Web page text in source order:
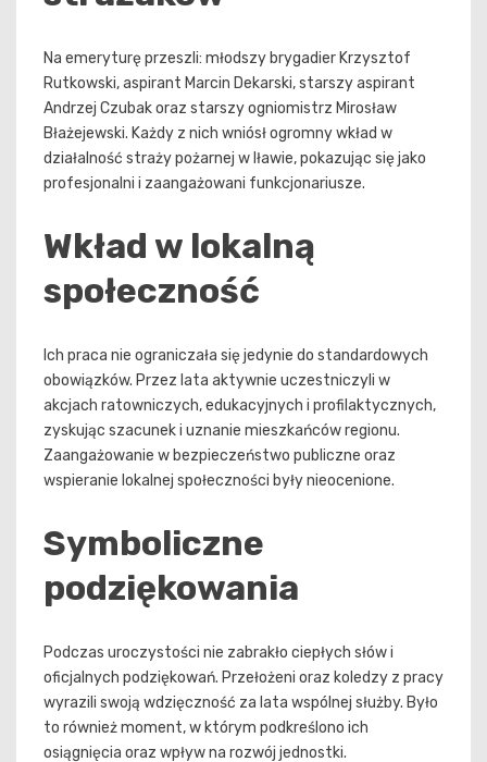
Na emeryturę przeszli: młodszy brygadier Krzysztof
Rutkowski, aspirant Marcin Dekarski, starszy aspirant
Andrzej Czubak oraz starszy ogniomistrz Mirosław
Błażejewski. Każdy z nich wniósł ogromny wkład w
działalność straży pożarnej w Iławie, pokazując się jako
profesjonalni i zaangażowani funkcjonariusze.
Wkład w lokalną
społeczność
Ich praca nie ograniczała się jedynie do standardowych
obowiązków. Przez lata aktywnie uczestniczyli w
akcjach ratowniczych, edukacyjnych i profilaktycznych,
zyskując szacunek i uznanie mieszkańców regionu.
Zaangażowanie w bezpieczeństwo publiczne oraz
wspieranie lokalnej społeczności były nieocenione.
Symboliczne
podziękowania
Podczas uroczystości nie zabrakło ciepłych słów i
oficjalnych podziękowań. Przełożeni oraz koledzy z pracy
wyrazili swoją wdzięczność za lata wspólnej służby. Było
to również moment, w którym podkreślono ich
osiągnięcia oraz wpływ na rozwój jednostki.